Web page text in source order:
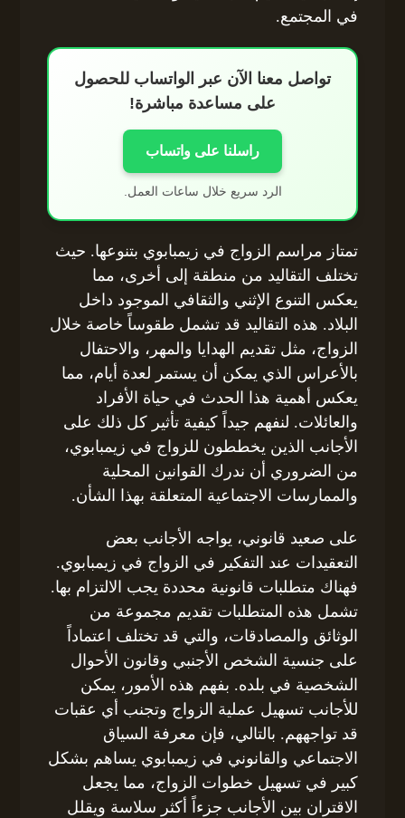
في المجتمع.
تواصل معنا الآن عبر الواتساب للحصول
على مساعدة مباشرة!
راسلنا على واتساب
الرد سريع خلال ساعات العمل.
تمتاز مراسم الزواج في زيمبابوي بتنوعها. حيث
تختلف التقاليد من منطقة إلى أخرى، مما
يعكس التنوع الإثني والثقافي الموجود داخل
البلاد. هذه التقاليد قد تشمل طقوساً خاصة خلال
الزواج، مثل تقديم الهدايا والمهر، والاحتفال
بالأعراس الذي يمكن أن يستمر لعدة أيام، مما
يعكس أهمية هذا الحدث في حياة الأفراد
والعائلات. لنفهم جيداً كيفية تأثير كل ذلك على
الأجانب الذين يخططون للزواج في زيمبابوي،
من الضروري أن ندرك القوانين المحلية
والممارسات الاجتماعية المتعلقة بهذا الشأن.
على صعيد قانوني، يواجه الأجانب بعض
التعقيدات عند التفكير في الزواج في زيمبابوي.
فهناك متطلبات قانونية محددة يجب الالتزام بها.
تشمل هذه المتطلبات تقديم مجموعة من
الوثائق والمصادقات، والتي قد تختلف اعتماداً
على جنسية الشخص الأجنبي وقانون الأحوال
الشخصية في بلده. بفهم هذه الأمور، يمكن
للأجانب تسهيل عملية الزواج وتجنب أي عقبات
قد تواجههم. بالتالي، فإن معرفة السياق
الاجتماعي والقانوني في زيمبابوي يساهم بشكل
كبير في تسهيل خطوات الزواج، مما يجعل
الاقتران بين الأجانب جزءاً أكثر سلاسة ويقلل